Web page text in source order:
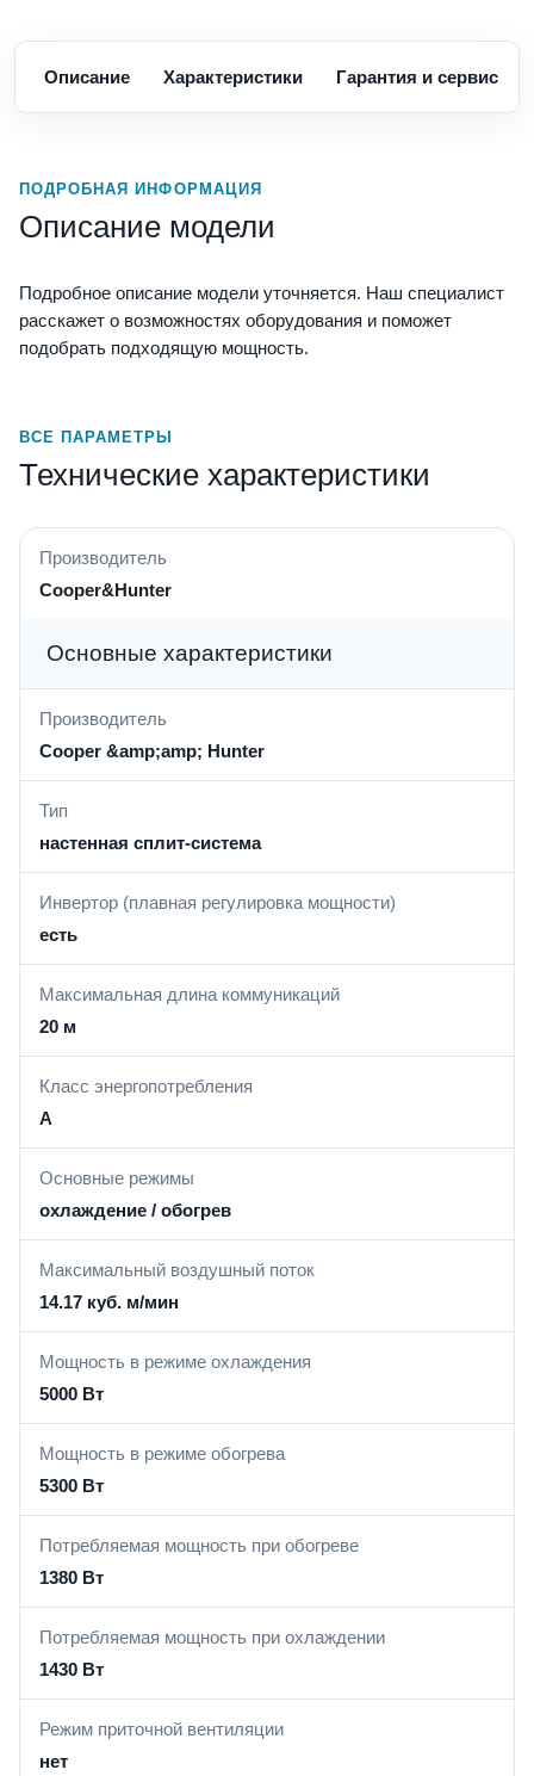
Описание Характеристики Гарантия и сервис
ПОДРОБНАЯ ИНФОРМАЦИЯ
Описание модели
Подробное описание модели уточняется. Наш специалист
расскажет о возможностях оборудования и поможет
подобрать подходящую мощность.
ВСЕ ПАРАМЕТРЫ
Технические характеристики
Производитель
Cooper&Hunter
Основные характеристики
Производитель
Cooper &amp;amp; Hunter
Тип
настенная сплит-система
Инвертор (плавная регулировка мощности)
есть
Максимальная длина коммуникаций
20 м
Класс энергопотребления
A
Основные режимы
охлаждение / обогрев
Максимальный воздушный поток
14.17 куб. м/мин
Мощность в режиме охлаждения
5000 Вт
Мощность в режиме обогрева
5300 Вт
Потребляемая мощность при обогреве
1380 Вт
Потребляемая мощность при охлаждении
1430 Вт
Режим приточной вентиляции
нет